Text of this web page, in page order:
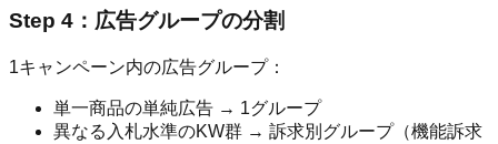
Step 4：広告グループの分割
1キャンペーン内の広告グループ：
単一商品の単純広告 → 1グループ
異なる入札水準のKW群 → 訴求別グループ（機能訴求